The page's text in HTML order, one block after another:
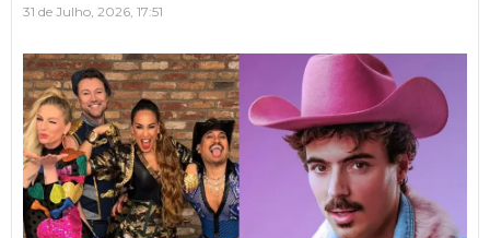
31 de Julho, 2026, 17:51